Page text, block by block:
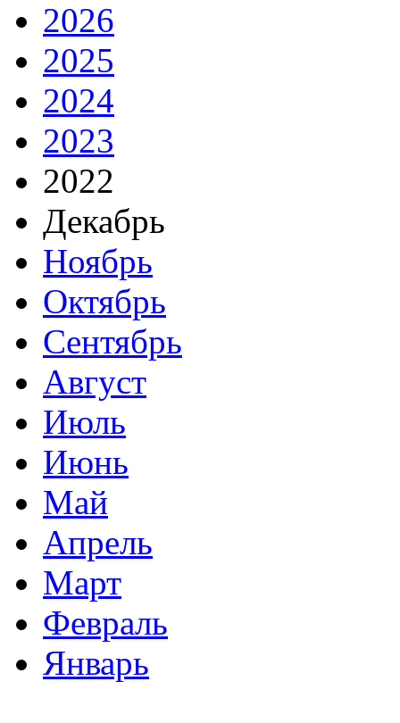
2026
2025
2024
2023
2022
Декабрь
Ноябрь
Октябрь
Сентябрь
Август
Июль
Июнь
Май
Апрель
Март
Февраль
Январь